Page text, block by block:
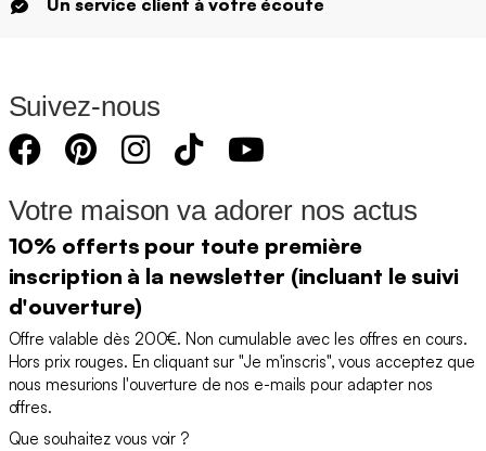
Un service client à votre écoute
Suivez-nous
Votre maison va adorer nos actus
10% offerts pour toute première
inscription à la newsletter (incluant le suivi
d'ouverture)
Offre valable dès 200€. Non cumulable avec les offres en cours.
Hors prix rouges. En cliquant sur "Je m'inscris", vous acceptez que
nous mesurions l'ouverture de nos e-mails pour adapter nos
offres.
Que souhaitez vous voir ?